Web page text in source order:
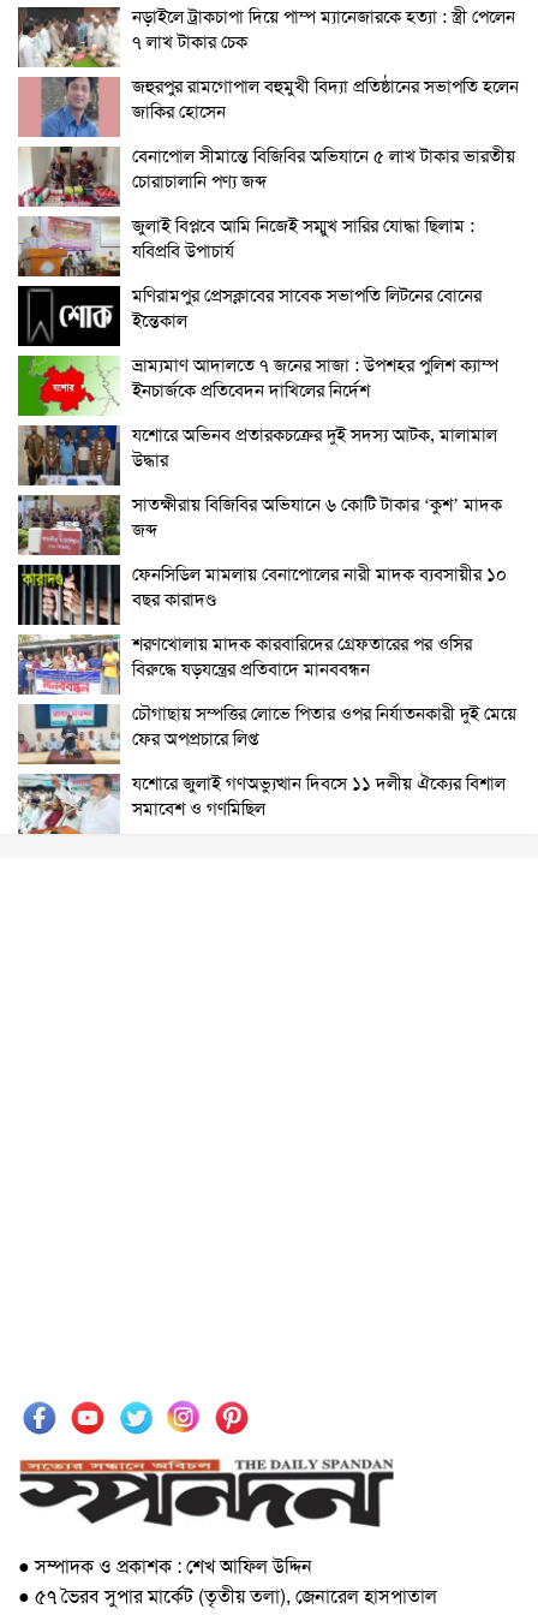
নড়াইলে ট্রাকচাপা দিয়ে পাম্প ম্যানেজারকে হত্যা : স্ত্রী পেলেন
৭ লাখ টাকার চেক
জহুরপুর রামগোপাল বহুমুখী বিদ্যা প্রতিষ্ঠানের সভাপতি হলেন
জাকির হোসেন
বেনাপোল সীমান্তে বিজিবির অভিযানে ৫ লাখ টাকার ভারতীয়
চোরাচালানি পণ্য জব্দ
জুলাই বিপ্লবে আমি নিজেই সম্মুখ সারির যোদ্ধা ছিলাম :
যবিপ্রবি উপাচার্য
মণিরামপুর প্রেসক্লাবের সাবেক সভাপতি লিটনের বোনের
ইন্তেকাল
ভ্রাম্যমাণ আদালতে ৭ জনের সাজা : উপশহর পুলিশ ক্যাম্প
ইনচার্জকে প্রতিবেদন দাখিলের নির্দেশ
যশোরে অভিনব প্রতারকচক্রের দুই সদস্য আটক, মালামাল
উদ্ধার
সাতক্ষীরায় বিজিবির অভিযানে ৬ কোটি টাকার ‘কুশ’ মাদক
জব্দ
ফেনসিডিল মামলায় বেনাপোলের নারী মাদক ব্যবসায়ীর ১০
বছর কারাদণ্ড
শরণখোলায় মাদক কারবারিদের গ্রেফতারের পর ওসির
বিরুদ্ধে ষড়যন্ত্রের প্রতিবাদে মানববন্ধন
চৌগাছায় সম্পত্তির লোভে পিতার ওপর নির্যাতনকারী দুই মেয়ে
ফের অপপ্রচারে লিপ্ত
যশোরে জুলাই গণঅভ্যুত্থান দিবসে ১১ দলীয় ঐক্যের বিশাল
সমাবেশ ও গণমিছিল
● সম্পাদক ও প্রকাশক : শেখ আফিল উদ্দিন
● ৫৭ ভৈরব সুপার মার্কেট (তৃতীয় তলা), জেনারেল হাসপাতাল